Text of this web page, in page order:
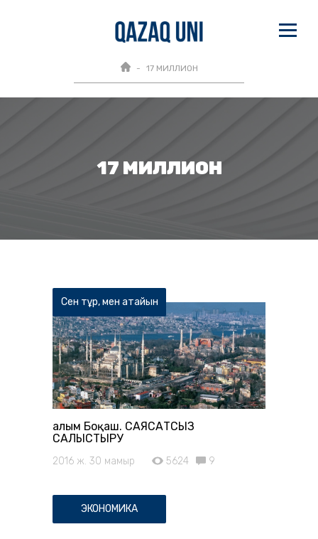
17 МИЛЛИОН
17 МИЛЛИОН
Сен тұр, мен атайын
Ғалым Боқаш. САЯСАТСЫЗ
САЛЫСТЫРУ
2016 ж. 30 мамыр 5624 9
ЭКОНОМИКА